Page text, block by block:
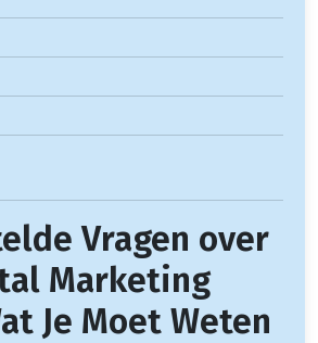
Vragen over
Marketing
Je Moet Weten